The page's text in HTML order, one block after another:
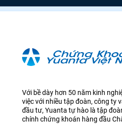
Với bề dày hơn 50 năm kinh
việc với nhiều tập đoàn, công ty
đầu tư, Yuanta tự hào là tập
chính chứng khoán hàng đầu